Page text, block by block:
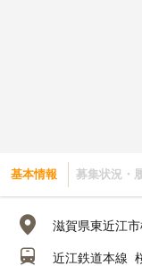
基本情報 募集状況・
滋賀県東近江
近江鉄道本線